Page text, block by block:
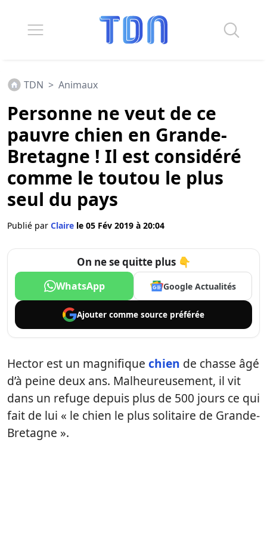
TDN > Animaux
Personne ne veut de ce
pauvre chien en Grande-
Bretagne ! Il est considéré
comme le toutou le plus
seul du pays
Publié par Claire le 05 Fév 2019 à 20:04
On ne se quitte plus 👇
WhatsApp Google Actualités
Ajouter comme source préférée
Hector est un magnifique chien de chasse âgé
d’à peine deux ans. Malheureusement, il vit
dans un refuge depuis plus de 500 jours ce qui
fait de lui « le chien le plus solitaire de Grande-
Bretagne ».